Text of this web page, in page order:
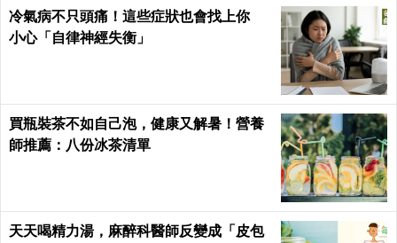
冷氣病不只頭痛！這些症狀也會找上你
小心「自律神經失衡」
買瓶裝茶不如自己泡，健康又解暑！營養
師推薦：八份冰茶清單
天天喝精力湯，麻醉科醫師反變成「皮包